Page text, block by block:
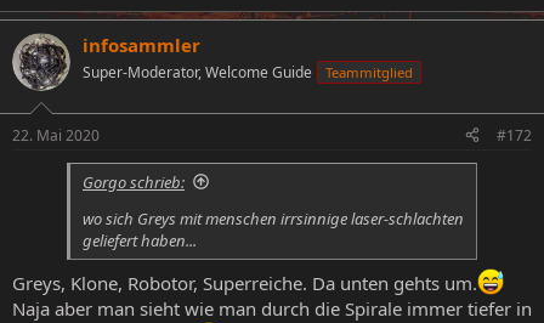
infosammler
Super-Moderator, Welcome Guide Teammitglied
22. Mai 2020 #172
Gorgo schrieb:
wo sich Greys mit menschen irrsinnige laser-schlachten
geliefert haben...
Greys, Klone, Robotor, Superreiche. Da unten gehts um.
Naja aber man sieht wie man durch die Spirale immer tiefer in